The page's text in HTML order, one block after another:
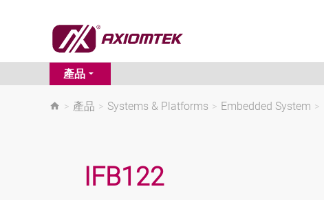
產品
> 產品 > Systems & Platforms > Embedded System >
IFB122